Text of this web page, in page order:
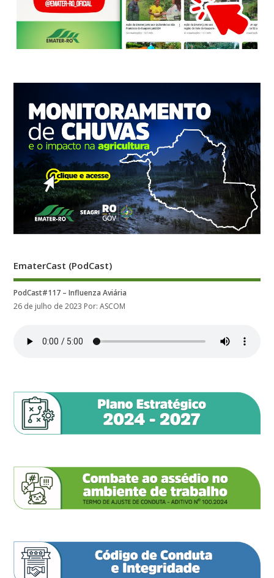
EmaterCast (PodCast)
PodCast#117 – Influenza Aviária
26 de julho de 2023 Por: ASCOM